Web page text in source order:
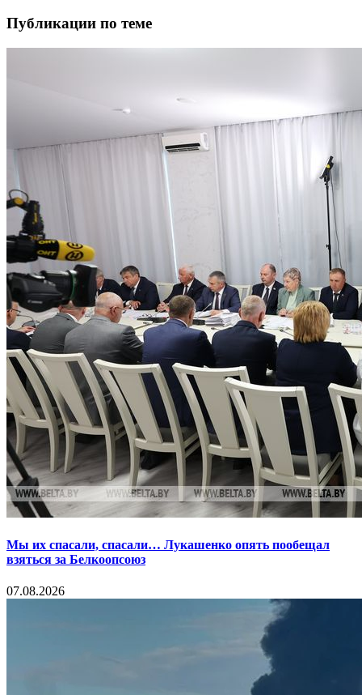
Публикации по теме
Мы их спасали, спасали… Лукашенко опять пообещал
взяться за Белкоопсоюз
07.08.2026